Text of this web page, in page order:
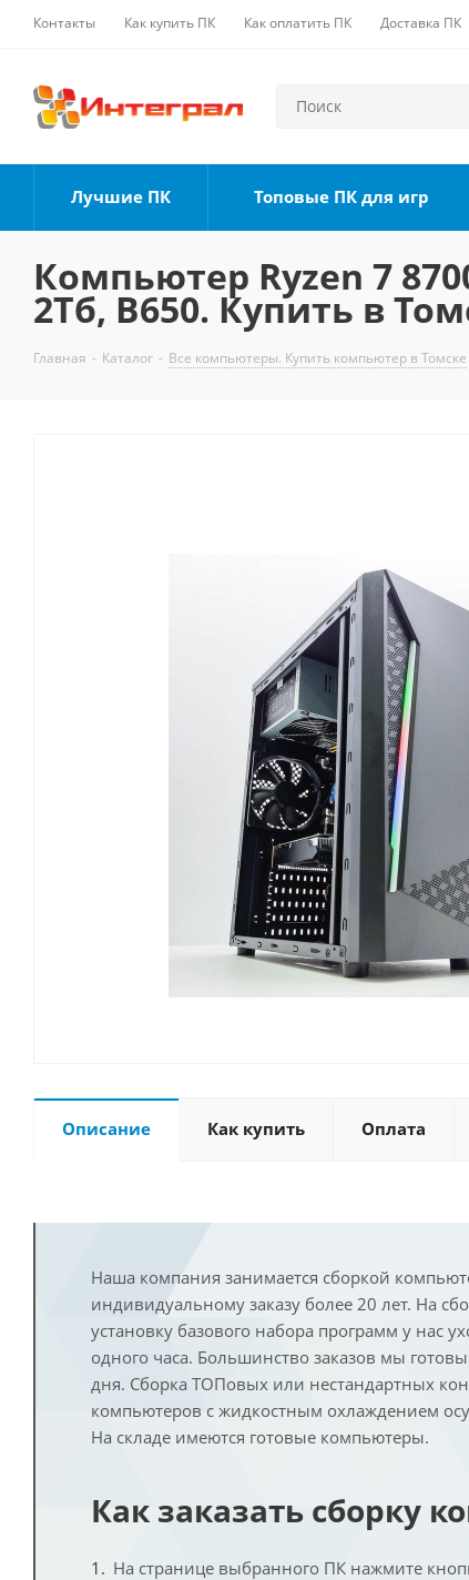
Контакты Как купить ПК Как оплатить ПК Доставка ПК
Лучшие ПК Топовые ПК для игр
Компьютер Ryzen 7
2Тб, B650. Купить в
Главная - Каталог - Все компьютеры. Купить компьютер в Томске
Описание Как купить Оплата
Наша компания занимается сборкой
индивидуальному заказу более 20 лет. На
установку базового набора программ у нас
одного часа. Большинство заказов мы
дня. Сборка ТОПовых или нестандартных
компьютеров с жидкостным охлаждением
На складе имеются готовые компьютеры.
Как заказать сборку
На странице выбранного ПК нажмите